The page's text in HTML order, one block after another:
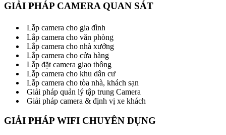
GIẢI PHÁP CAMERA QUAN SÁT
Lắp camera cho gia đình
Lắp camera cho văn phòng
Lắp camera cho nhà xưởng
Lắp camera cho cửa hàng
Lắp đặt camera giao thông
Lắp camera cho khu dân cư
Lắp camera cho tòa nhà, khách sạn
Giải pháp quản lý tập trung Camera
Giải pháp camera & định vị xe khách
GIẢI PHÁP WIFI CHUYÊN DỤNG